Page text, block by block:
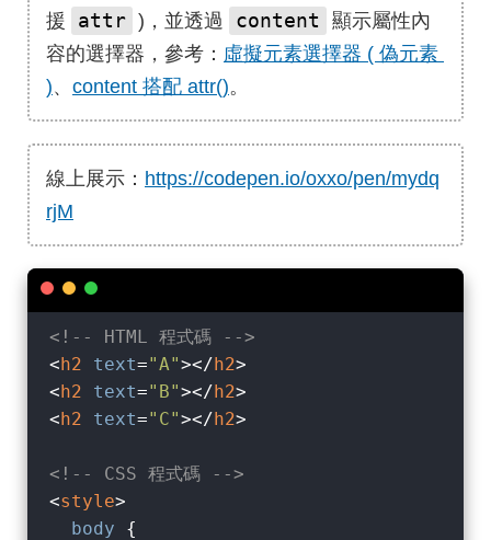
援
attr )，並透過 content
顯示屬性內
容的選擇器，參考： 虛擬元素選擇器 ( 偽元素
)、 content 搭配 attr()。
線上展示： https://codepen.io/oxxo/pen/mydq
rjM
<!-- HTML 程式碼 -->
<h2 text="A"></h2>
<h2 text="B"></h2>
<h2 text="C"></h2>
<!-- CSS 程式碼 -->
<style>
body {